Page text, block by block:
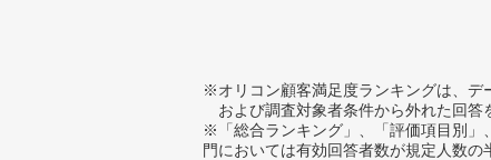
※オリコン顧客満足度ランキングは、デ
および調査対象者条件から外れた回答
※「総合ランキング」、「評価項目別」
門においては有効回答者数が規定人数の